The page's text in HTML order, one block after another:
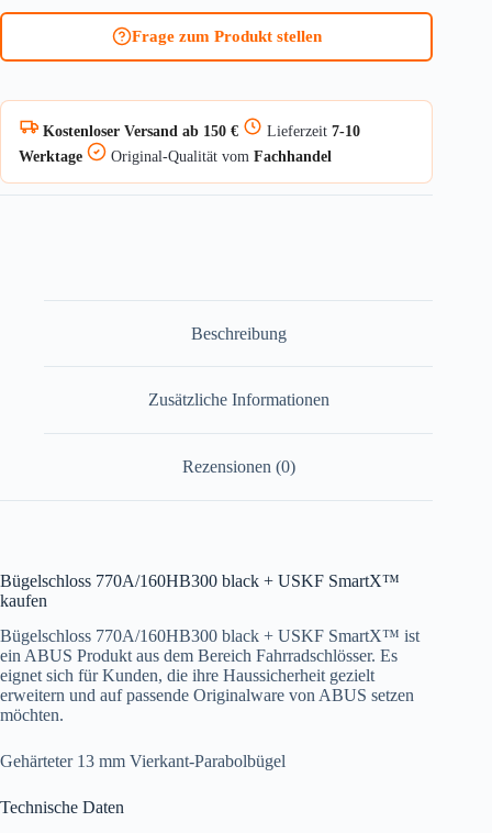
+
SmartX™
Frage zum Produkt stellen
Kostenloser Versand ab 150 € Lieferzeit 7-10
Werktage
Original-Qualität vom Fachhandel
Beschreibung
Zusätzliche Informationen
Rezensionen (0)
Bügelschloss 770A/160HB300 black + USKF SmartX™
kaufen
Bügelschloss 770A/160HB300 black + USKF SmartX™ ist
ein ABUS Produkt aus dem Bereich Fahrradschlösser. Es
eignet sich für Kunden, die ihre Haussicherheit gezielt
erweitern und auf passende Originalware von ABUS setzen
möchten.
Gehärteter 13 mm Vierkant-Parabolbügel
Technische Daten